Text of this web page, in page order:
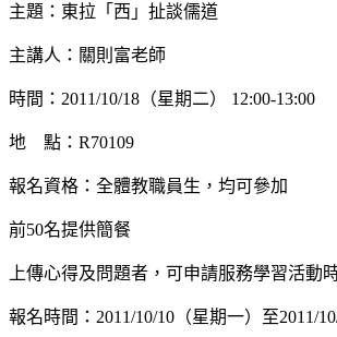
主題：東拉「西」扯談儒道
主講人：關則富老師
時間：2011/10/18（星期二） 12:00-13:00
地 點：R70109
報名資格：全體教職員生，均可參加
前50名提供簡餐
上傳心得及問題者，可申請服務學習活動
報名時間：2011/10/10（星期一）至2011/